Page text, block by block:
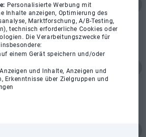
Personalisierte Werbung mit
Inhalte anzeigen, Optimierung des
Marktforschung, A/B-Testing,
technisch erforderliche Cookies oder
Die Verarbeitungszwecke für
einem Gerät speichern und/oder
und Inhalte, Anzeigen und
Erkenntnisse über Zielgruppen und